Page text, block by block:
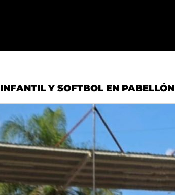
Y SOFTBOL EN PABELLÓN